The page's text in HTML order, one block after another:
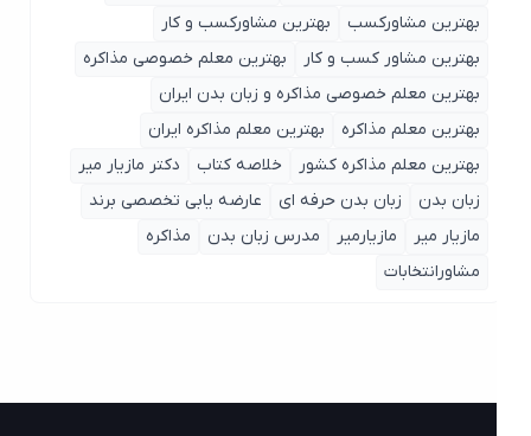
بهترین مشاورکسب
بهترین مشاورکسب و کار
بهترین مشاور کسب و کار
بهترین معلم خصوصی مذاکره
بهترین معلم خصوصی مذاکره و زبان بدن ایران
بهترین معلم مذاکره
بهترین معلم مذاکره ایران
بهترین معلم مذاکره کشور
خلاصه کتاب
دکتر مازیار میر
زبان بدن
زبان بدن حرفه ای
عارضه یابی تخصصی برند
مازیار میر
مازیارمیر مدرس زبان بدن
مذاکره
مشاورانتخابات